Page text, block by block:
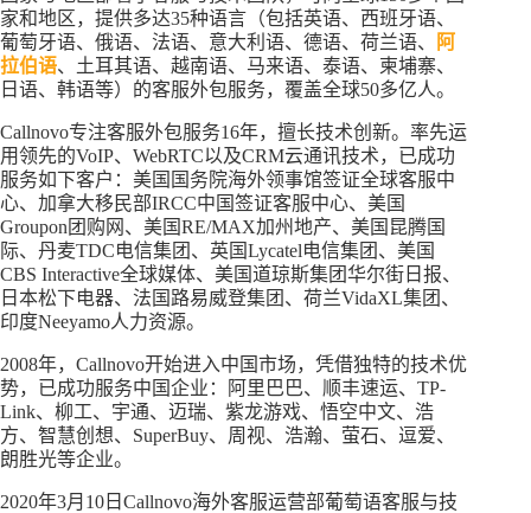
家和地区，提供多达35种语言（包括英语、西班牙语、
葡萄牙语、俄语、法语、意大利语、德语、荷兰语、
阿
拉伯语、土耳其语、越南语、马来语、泰语、柬埔寨、
日语、韩语等）的客服外包服务，覆盖全球50多亿人。
Callnovo专注客服外包服务16年，擅长技术创新。率先运
用领先的VoIP、WebRTC以及CRM云通讯技术，已成功
服务如下客户：美国国务院海外领事馆签证全球客服中
心、加拿大移民部IRCC中国签证客服中心、美国
Groupon团购网、美国RE/MAX加州地产、美国昆腾国
际、丹麦TDC电信集团、英国Lycatel电信集团、美国
CBS Interactive全球媒体、美国道琼斯集团华尔街日报、
日本松下电器、法国路易威登集团、荷兰VidaXL集团、
印度Neeyamo人力资源。
2008年，Callnovo开始进入中国市场，凭借独特的技术优
势，已成功服务中国企业：阿里巴巴、顺丰速运、TP-
Link、柳工、宇通、迈瑞、紫龙游戏、悟空中文、浩
方、智慧创想、SuperBuy、周视、浩瀚、萤石、逗爱、
朗胜光等企业。
2020年3月10日Callnovo海外客服运营部葡萄语客服与技